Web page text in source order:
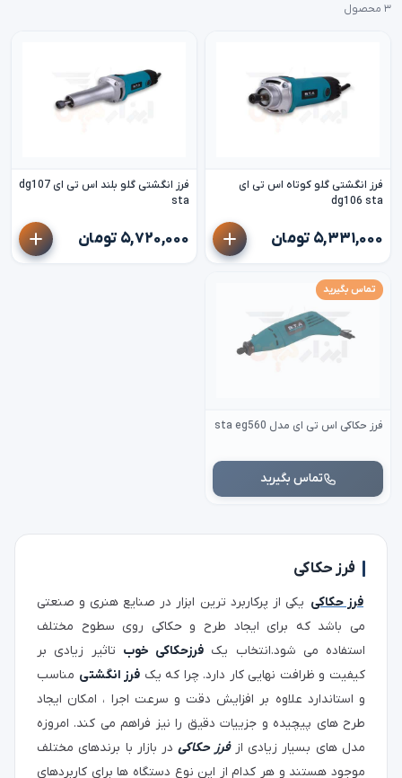
۳ محصول
فرز انگشتی گلو کوتاه اس تی ای
dg106 sta
۵,۳۳۱,۰۰۰ تومان
فرز انگشتی گلو بلند اس تی ای dg107
sta
۵,۷۲۰,۰۰۰ تومان
تماس بگیرید
فرز حکاکی اس تی ای مدل sta eg560
تماس بگیرید
فرز حکاکی
فرز حکاکی یکی از پرکاربرد ترین ابزار در صنایع هنری و صنعتی
می باشد که برای ایجاد طرح و حکاکی روی سطوح مختلف
استفاده می شود.انتخاب یک فرزحکاکی خوب تاثیر زیادی بر
کیفیت و ظرافت نهایی کار دارد. چرا که یک فرز انگشتی مناسب
و استاندارد علاوه بر افزایش دقت و سرعت اجرا ، امکان ایجاد
طرح های پیچیده و جزییات دقیق را نیز فراهم می کند. امروزه
مدل های بسیار زیادی ازفرز حکاکیدر بازار با برندهای مختلف
موجود هستند و هر کدام از این نوع دستگاه ها برای کاربردهای